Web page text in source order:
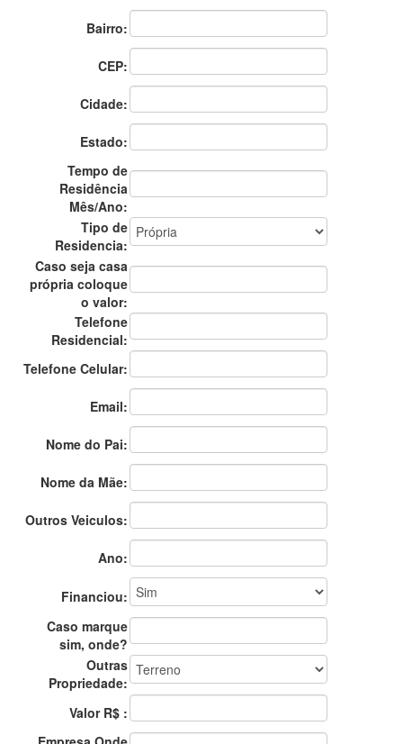
Bairro:
CEP:
Cidade:
Estado:
Tempo de
Residência
Mês/Ano:
Tipo de
Residencia:
Caso seja casa
própria coloque
o valor:
Telefone
Residencial:
Telefone Celular:
Email:
Nome do Pai:
Nome da Mãe:
Outros Veiculos:
Ano:
Financiou:
Caso marque
sim, onde?
Outras
Propriedade:
Valor R$ :